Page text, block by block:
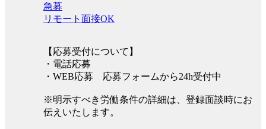
急募
リモート面接OK
【応募受付について】
・電話応募
・WEB応募 応募フォームから24h受付中
※明示すべき労働条件の詳細は、登録面談時にお
伝えいたします。